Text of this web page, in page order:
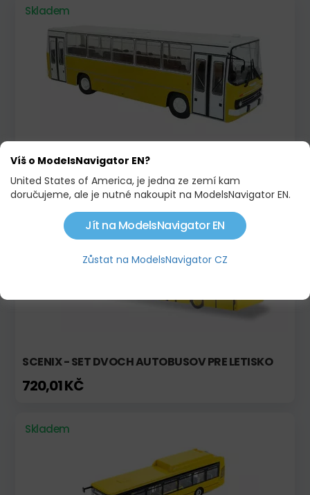
Skladem
IKARUS 260.51, 1975
1 224,00 KČ
Skladem
SCENIX - SET DVOCH AUTOBUSOV PRE LETISKO
720,01 KČ
Skladem
Víš o ModelsNavigator EN?
United States of America, je jedna ze zemí kam
doručujeme, ale je nutné nakoupit na ModelsNavigator EN.
Jít na ModelsNavigator EN
Zůstat na ModelsNavigator CZ